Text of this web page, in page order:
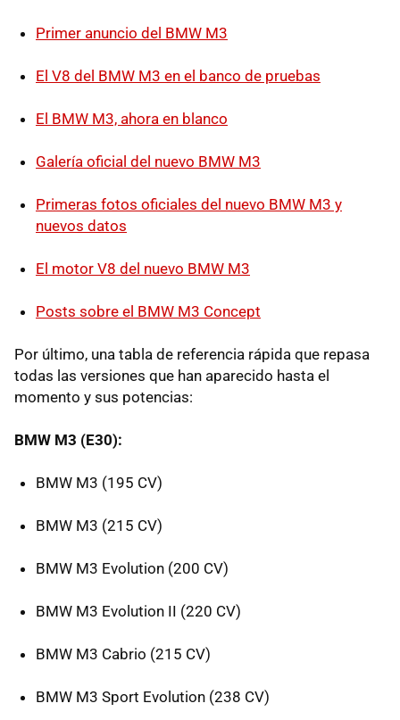
Primer anuncio del BMW M3
El V8 del BMW M3 en el banco de pruebas
El BMW M3, ahora en blanco
Galería oficial del nuevo BMW M3
Primeras fotos oficiales del nuevo BMW M3 y
nuevos datos
El motor V8 del nuevo BMW M3
Posts sobre el BMW M3 Concept
Por último, una tabla de referencia rápida que repasa
todas las versiones que han aparecido hasta el
momento y sus potencias:
BMW M3 (E30):
BMW M3 (195 CV)
BMW M3 (215 CV)
BMW M3 Evolution (200 CV)
BMW M3 Evolution II (220 CV)
BMW M3 Cabrio (215 CV)
BMW M3 Sport Evolution (238 CV)